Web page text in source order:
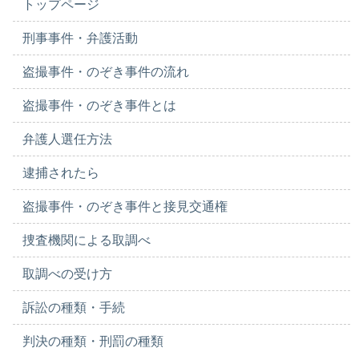
トップページ
刑事事件・弁護活動
盗撮事件・のぞき事件の流れ
盗撮事件・のぞき事件とは
弁護人選任方法
逮捕されたら
盗撮事件・のぞき事件と接見交通権
捜査機関による取調べ
取調べの受け方
訴訟の種類・手続
判決の種類・刑罰の種類